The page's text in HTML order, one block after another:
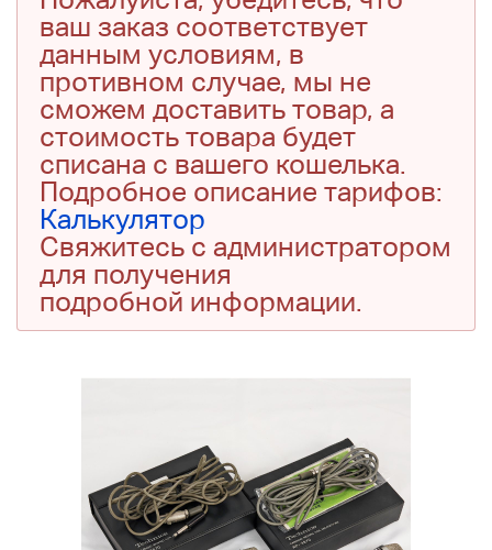
ваш заказ соответствует
данным условиям, в
противном случае, мы не
сможем доставить товар, а
стоимость товара будет
списана с вашего кошелька.
Подробное описание тарифов:
Калькулятор
Свяжитесь с администратором
для получения
подробной информации.